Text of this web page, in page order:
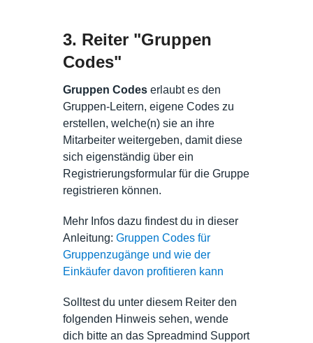
3. Reiter "Gruppen
Codes"
Gruppen Codes erlaubt es den
Gruppen-Leitern, eigene Codes zu
erstellen, welche(n) sie an ihre
Mitarbeiter weitergeben, damit diese
sich eigenständig über ein
Registrierungsformular für die Gruppe
registrieren können.
Mehr Infos dazu findest du in dieser
Anleitung: Gruppen Codes für
Gruppenzugänge und wie der
Einkäufer davon profitieren kann
Solltest du unter diesem Reiter den
folgenden Hinweis sehen, wende
dich bitte an das Spreadmind Support